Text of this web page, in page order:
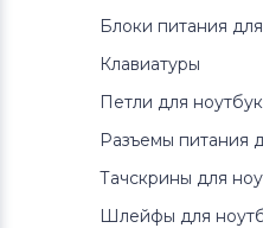
Блоки питания
Клавиатуры
Петли для
Разъемы питания
Тачскрины для
Шлейфы для